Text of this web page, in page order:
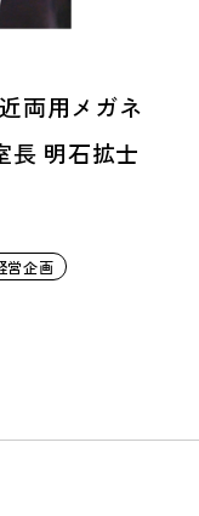
両用メガネ
長 明石拡士
営企画